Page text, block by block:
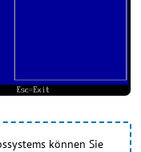
können Sie